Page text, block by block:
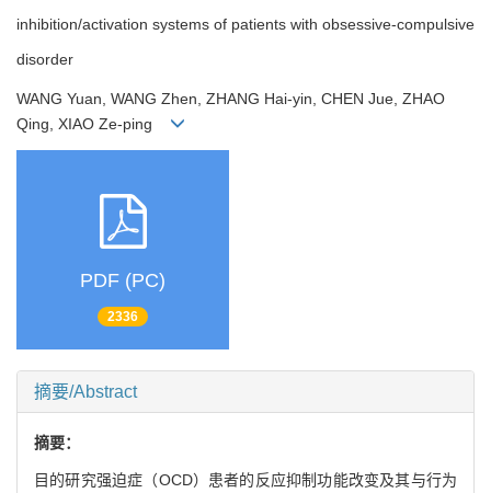
inhibition/activation systems of patients with obsessive-compulsive
disorder
WANG Yuan, WANG Zhen, ZHANG Hai-yin, CHEN Jue, ZHAO
Qing, XIAO Ze-ping
PDF (PC)
2336
摘要/Abstract
摘要：
目的研究强迫症（OCD）患者的反应抑制功能改变及其与行为